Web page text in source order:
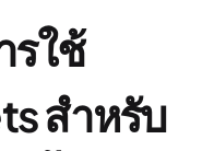
รใช้
สำหรับ